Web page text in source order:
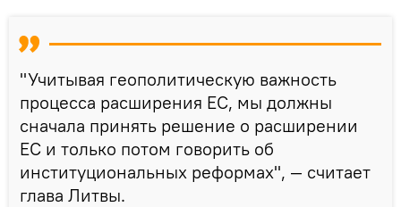
"Учитывая геополитическую важность
процесса расширения ЕС, мы должны
сначала принять решение о расширении
ЕС и только потом говорить об
институциональных реформах", — считает
глава Литвы.